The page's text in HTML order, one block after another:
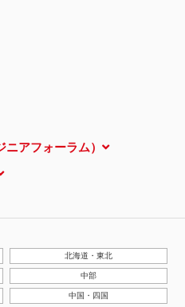
ニアフォーラム）
北海道・東北
中部
中国・四国